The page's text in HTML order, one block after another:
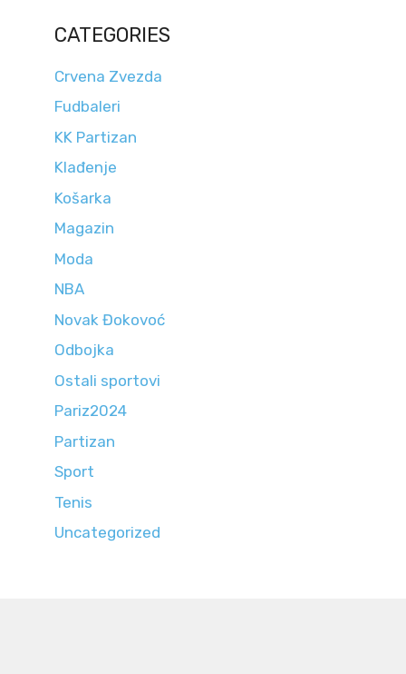
CATEGORIES
Crvena Zvezda
Fudbaleri
KK Partizan
Klađenje
Košarka
Magazin
Moda
NBA
Novak Đokovoć
Odbojka
Ostali sportovi
Pariz2024
Partizan
Sport
Tenis
Uncategorized